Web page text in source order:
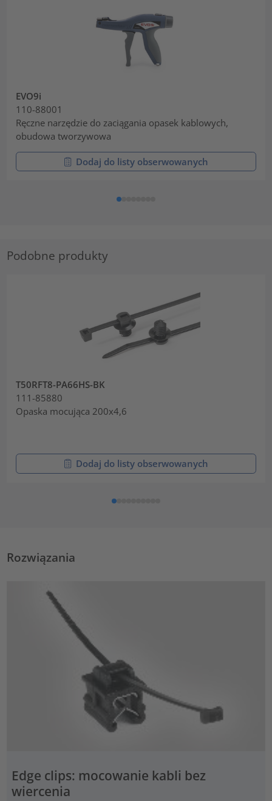
EVO9i
110-88001
Ręczne narzędzie do zaciągania opasek kablowych,
obudowa tworzywowa
Dodaj do listy obserwowanych
Podobne produkty
T50RFT8-PA66HS-BK
111-85880
Opaska mocująca 200x4,6
Dodaj do listy obserwowanych
Rozwiązania
Edge clips: mocowanie kabli bez
wiercenia